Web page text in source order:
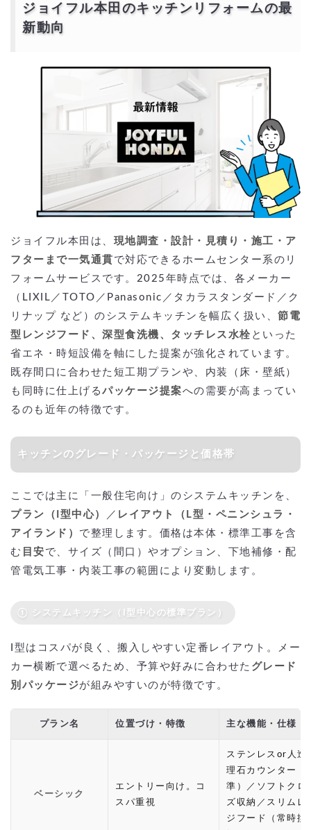
ジョイフル本田のキッチンリフォームの最
新動向
ジョイフル本田は、 現地調査・設計・見積り・施工・ア
フターまで一気通貫 で対応できるホームセンター系のリ
フォームサービスです。2025年時点では、各メーカー
（LIXIL／TOTO／Panasonic／タカラスタンダード／ク
リナップ など）のシステムキッチンを幅広く扱い、 節電
型レンジフード、深型食洗機、タッチレス水栓 といった
省エネ・時短設備を軸にした提案が強化されています。
既存間口に合わせた短工期プランや、内装（床・壁紙）
も同時に仕上げる パッケージ提案への需要が高まってい
るのも近年の特徴です。
キッチンのグレード・パッケージと価格帯
ここでは主に「一般住宅向け」のシステムキッチンを、
プラン（I型中心）
／ レイアウト（L型・ペニンシュラ・
アイランド） で整理します。価格は本体・標準工事を含
む 目安 で、サイズ（間口）やオプション、下地補修・配
管電気工事・内装工事の範囲により変動します。
① システムキッチン（I型中心の標準プラン）
I型はコスパが良く、搬入しやすい定番レイアウト。メー
カー横断で選べるため、予算や好みに合わせた グレード
別パッケージが組みやすいのが特徴です。
プラン名 位置づけ・特徴 主な機能・仕様
ベーシック
エントリー向け。コ
スパ重視
ステンレスor人造
理石カウンター（
準）／ソフトクロ
ズ収納／スリムレ
ジフード（常時換